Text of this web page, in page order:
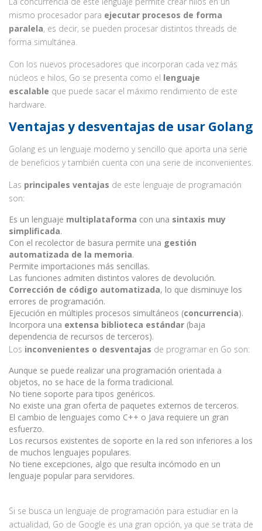
mismo procesador para ejecutar procesos de forma
paralela, es decir, se pueden procesar distintos threads de
forma simultánea.
Con los nuevos procesadores que incorporan cada vez más
núcleos e hilos, Go se presenta como el lenguaje
escalable que puede sacar el máximo rendimiento de este
hardware.
Ventajas y desventajas de usar Golang
Golang es un lenguaje moderno y sencillo que aporta una serie
de beneficios y también cuenta con una serie de inconvenientes.
Las principales ventajas de este lenguaje de programación
son:
Es un lenguaje multiplataforma con una sintaxis muy
simplificada.
Con el recolector de basura permite una gestión
automatizada de la memoria.
Permite importaciones más sencillas.
Las funciones admiten distintos valores de devolución.
Corrección de código automatizada, lo que disminuye los
errores de programación.
Ejecución en múltiples procesos simultáneos (concurrencia).
Incorpora una extensa biblioteca estándar (baja
dependencia de recursos de terceros).
Los inconvenientes o desventajas de programar en Go son:
Aunque se puede realizar una programación orientada a
objetos, no se hace de la forma tradicional.
No tiene soporte para tipos genéricos.
No existe una gran oferta de paquetes externos de terceros.
El cambio de lenguajes como C++ o Java requiere un gran
esfuerzo.
Los recursos existentes de soporte en la red son inferiores a los
de muchos lenguajes populares.
No tiene excepciones, algo que resulta incómodo en un
lenguaje popular para servidores.
Si se busca un lenguaje de programación para estudiar en la
actualidad, Go de Google es una gran opción, ya que se trata de